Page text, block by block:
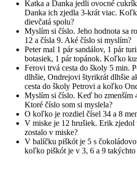
Katka a Danka jedli ovocné
Danka ich zjedla 3-krát viac.
dievčatá spolu?
Myslím si číslo. Jeho hodnota sa
12 a čísla 9. Aké číslo si myslím?
Peter mal 1 pár sandálov, 1 pár
botasiek, 1 pár topánok. Koľko
Ferovi trvá cesta do školy 5 min.
dlhšie, Ondrejovi štyrikrát dlhšie
cesta do školy Petrovi a koľko
Myslím si číslo. Keď ho zmenším
Ktoré číslo som si myslela?
O koľko je rozdiel čísel 34 a 8
V miske je 12 hrušiek. Erik
zostalo v miske?
V balíčku piškót je 5 s
koľko piškót je v 3, 6 a 9 takýchto